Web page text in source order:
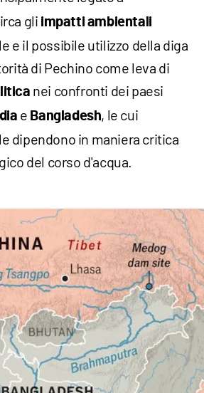
gli impatti ambientali
e il possibile utilizzo della diga
di Pechino come leva di
nei confronti dei paesi
e Bangladesh, le cui
dipendono in maniera critica
del corso d'acqua.